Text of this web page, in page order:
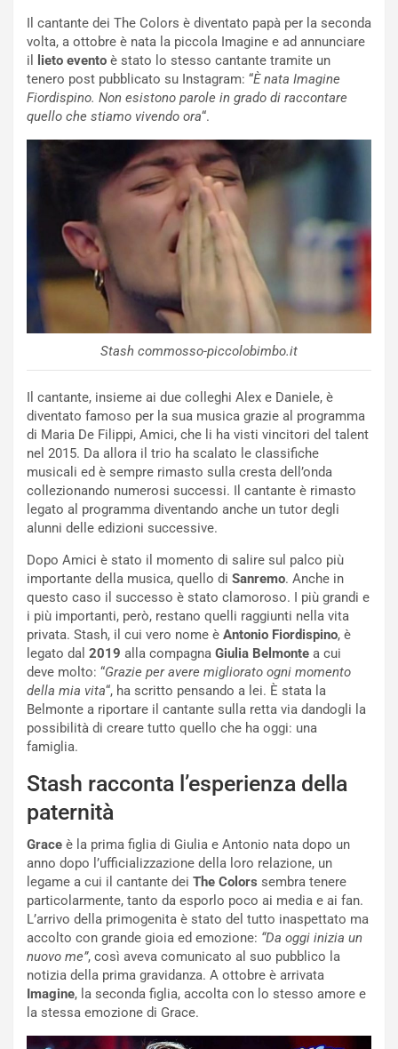
Il cantante dei The Colors è diventato papà per la seconda
volta, a ottobre è nata la piccola Imagine e ad annunciare
il
lieto evento è stato lo stesso cantante tramite un
tenero post pubblicato su Instagram: “È nata Imagine
Fiordispino. Non esistono parole in grado di raccontare
quello che stiamo vivendo ora“.
Stash commosso-piccolobimbo.it
Il cantante, insieme ai due colleghi Alex e Daniele, è
diventato famoso per la sua musica grazie al programma
di Maria De Filippi, Amici, che li ha visti vincitori del talent
nel 2015. Da allora il trio ha scalato le classifiche
musicali ed è sempre rimasto sulla cresta dell’onda
collezionando numerosi successi. Il cantante è rimasto
legato al programma diventando anche un tutor degli
alunni delle edizioni successive.
Dopo Amici è stato il momento di salire sul palco più
importante della musica, quello di Sanremo. Anche in
questo caso il successo è stato clamoroso. I più grandi e
i più importanti, però, restano quelli raggiunti nella vita
privata. Stash, il cui vero nome è Antonio Fiordispino, è
legato dal 2019 alla compagna Giulia Belmonte a cui
deve molto: “Grazie per avere migliorato ogni momento
della mia vita“, ha scritto pensando a lei. È stata la
Belmonte a riportare il cantante sulla retta via dandogli la
possibilità di creare tutto quello che ha oggi: una
famiglia.
Stash racconta l’esperienza della
paternità
Grace è la prima figlia di Giulia e Antonio nata dopo un
anno dopo l’ufficializzazione della loro relazione, un
legame a cui il cantante dei The Colors sembra tenere
particolarmente, tanto da esporlo poco ai media e ai fan.
L’arrivo della primogenita è stato del tutto inaspettato ma
accolto con grande gioia ed emozione: “Da oggi inizia un
nuovo me”, così aveva comunicato al suo pubblico la
notizia della prima gravidanza. A ottobre è arrivata
Imagine, la seconda figlia, accolta con lo stesso amore e
la stessa emozione di Grace.